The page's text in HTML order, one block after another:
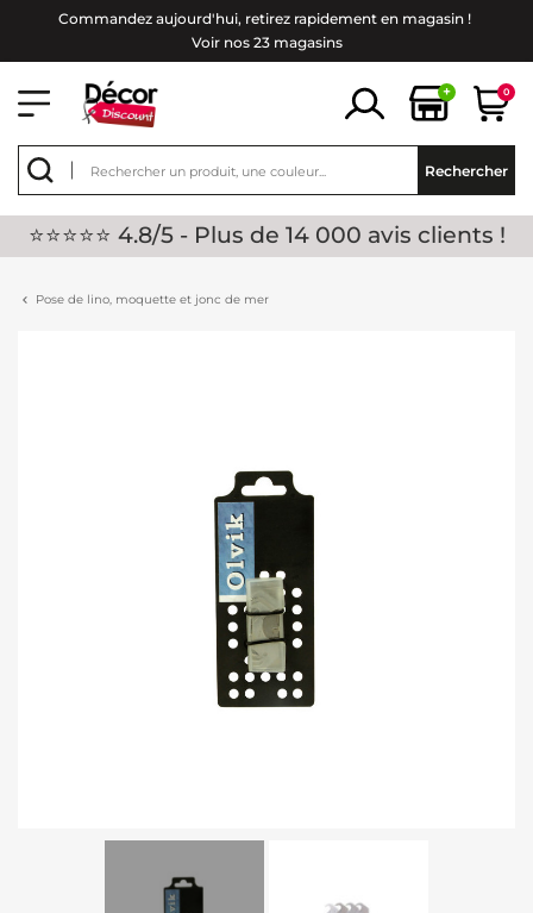
Commandez aujourd'hui, retirez rapidement en magasin !
Voir nos 23 magasins
+ 0
Rechercher
⭐⭐⭐⭐⭐ 4.8/5 - Plus de 14 000 avis clients !
Pose de lino, moquette et jonc de mer